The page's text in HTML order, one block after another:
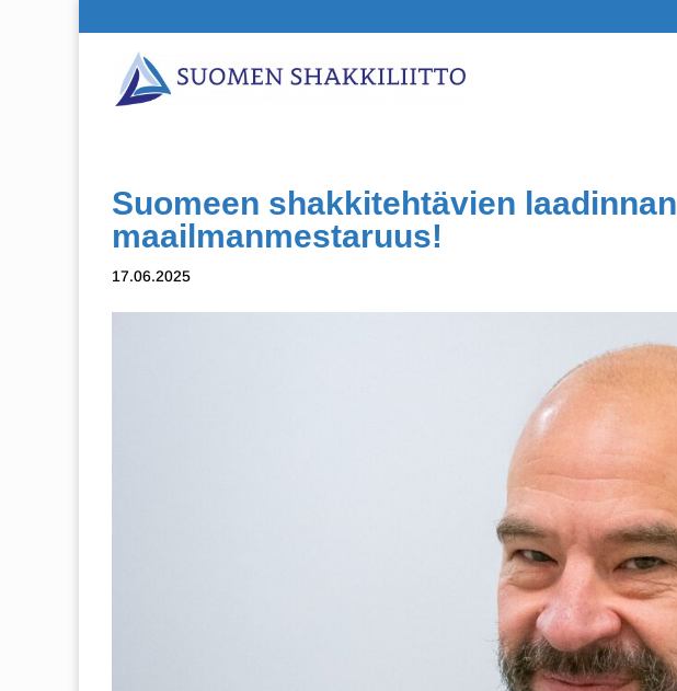
Suomeen shakkitehtävien laadinnan
maailmanmestaruus!
17.06.2025